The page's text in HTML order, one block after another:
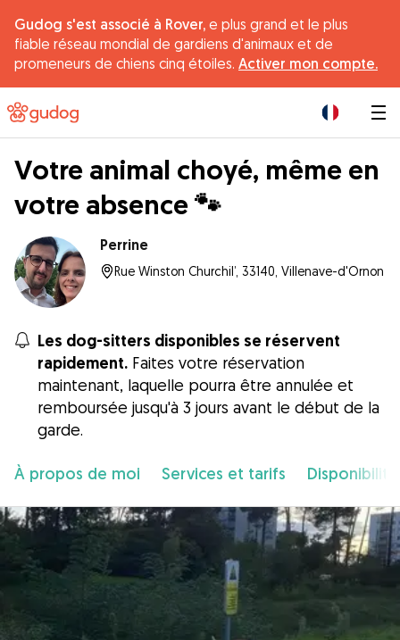
Gudog s'est associé à Rover, e plus grand et le plus
fiable réseau mondial de gardiens d'animaux et de
promeneurs de chiens cinq étoiles. Activer mon compte.
Votre animal choyé, même en
votre absence 🐾
Perrine
Rue Winston Churchil’, 33140, Villenave-d'Ornon
Les dog-sitters disponibles se réservent
rapidement. Faites votre réservation
maintenant, laquelle pourra être annulée et
remboursée jusqu'à 3 jours avant le début de la
garde.
À propos de moi Services et tarifs Disponibilité